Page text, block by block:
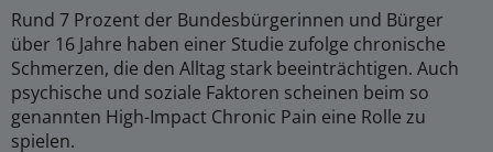
Rund 7 Prozent der Bundesbürgerinnen und Bürger
über 16 Jahre haben einer Studie zufolge chronische
Schmerzen, die den Alltag stark beeinträchtigen. Auch
psychische und soziale Faktoren scheinen beim so
genannten High-Impact Chronic Pain eine Rolle zu
spielen.